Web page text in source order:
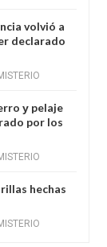
volvió a
declarado
у pelaje
por los
hechas